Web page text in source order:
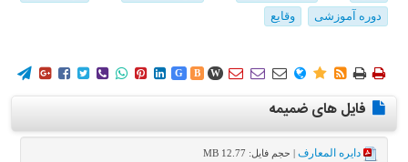
دوره آموزشی
وقایع
        G B W        
فایل های ضمیمه
دایره المعارف | حجم فایل: 12.77 MB